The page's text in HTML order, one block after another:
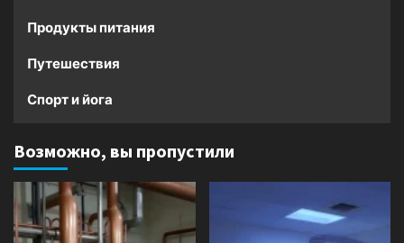
Продукты питания
Путешествия
Спорт и йога
Возможно, вы пропустили